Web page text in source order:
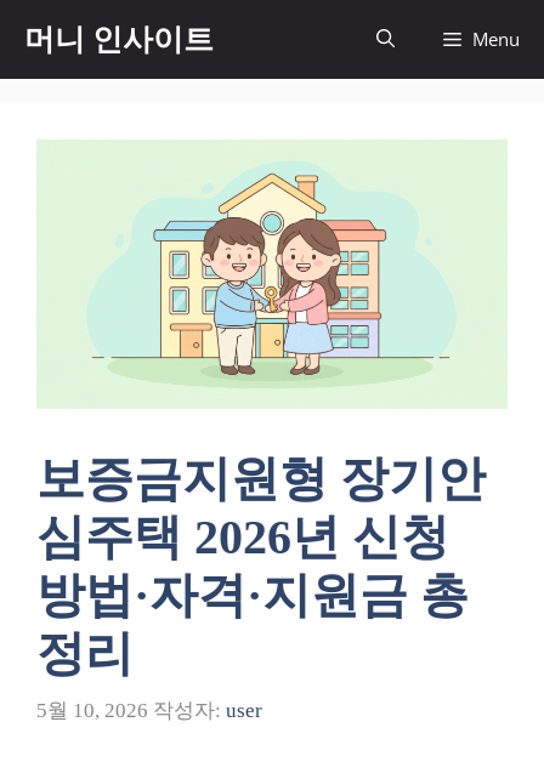
츠
머니 인사이트 Menu
보증금지원형 장기안
심주택 2026년 신청
방법·자격·지원금 총
정리
5월 10, 2026 작성자: user